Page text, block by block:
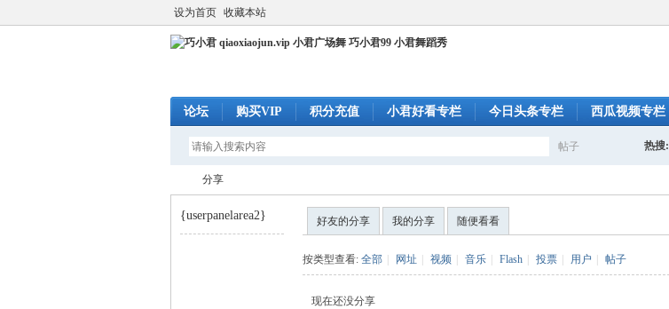
设为首页 收藏本站
论坛 购买VIP 积分充值 小君好看专栏 今日头条专栏 西瓜视频专栏
帖子 热搜:
分享
{userpanelarea2} 好友的分享 我的分享 随便看看
按类型查看: 全部 网址 视频 音乐 Flash 投票 用户 帖子
现在还没分享